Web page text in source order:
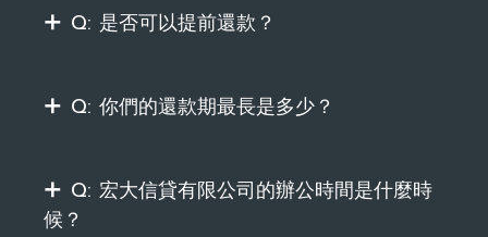
Q: 是否可以提前還款？
Q: 你們的還款期最長是多少？
Q: 宏大信貸有限公司的辦公時間是什麼時
候？